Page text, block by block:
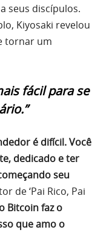
seus discípulos.
Kiyosaki revelou
tornar um
fácil para se
é difícil. Você
dedicado e ter
seu
de ‘Pai Rico, Pai
Bitcoin faz o
que amo o